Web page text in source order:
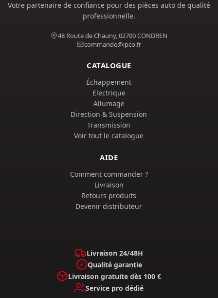
Votre partenaire de confiance pour des pièces auto de qualité
professionnelle.
48 Route de Chauny, 02700 CONDREN
commande@ipco.fr
CATALOGUE
Échappement
Electrique
Allumage
Direction & Suspension
Transmission
Voir tout le catalogue
AIDE
Comment commander ?
Livraison
Retours produits
Devenir distributeur
Livraison 24/48H
Qualité garantie
Livraison gratuite dès 100 €
Service pro dédié